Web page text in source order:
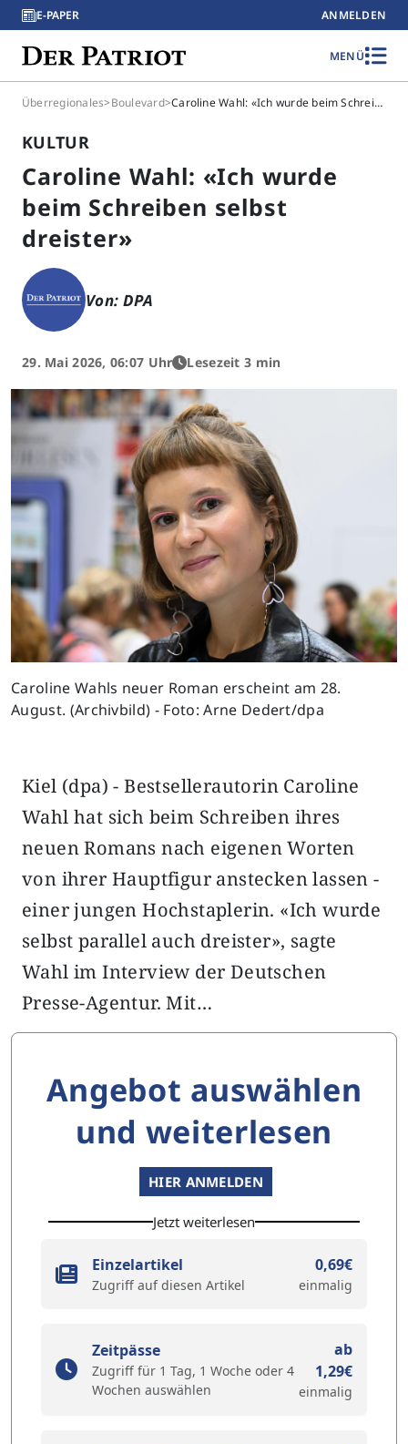
E-PAPER ANMELDEN
MENÜ
Überregionales>Boulevard> Caroline Wahl: «Ich wurde beim Schreiben selbst dreister»
KULTUR
Caroline Wahl: «Ich wurde
beim Schreiben selbst
dreister»
Von: DPA
29. Mai 2026, 06:07 Uhr Lesezeit 3 min
Caroline Wahls neuer Roman erscheint am 28.
August. (Archivbild) - Foto: Arne Dedert/dpa
Kiel (dpa) - Bestsellerautorin Caroline
Wahl hat sich beim Schreiben ihres
neuen Romans nach eigenen Worten
von ihrer Hauptfigur anstecken lassen -
einer jungen Hochstaplerin. «Ich wurde
selbst parallel auch dreister», sagte
Wahl im Interview der Deutschen
Presse-Agentur. Mit…
Angebot auswählen
und weiterlesen
HIER ANMELDEN
Jetzt weiterlesen
Einzelartikel
Zugriff auf diesen Artikel
0,69€
einmalig
Zeitpässe
Zugriff für 1 Tag, 1 Woche oder 4
Wochen auswählen
ab
1,29€
einmalig